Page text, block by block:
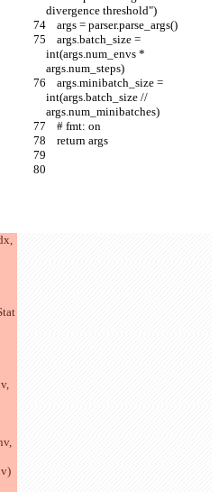
divergence threshold")
    args = parser.parse_args()
int(args.num_envs *
args.num_steps)
int(args.batch_size //
args.num_minibatches)
    # fmt: on
    return args